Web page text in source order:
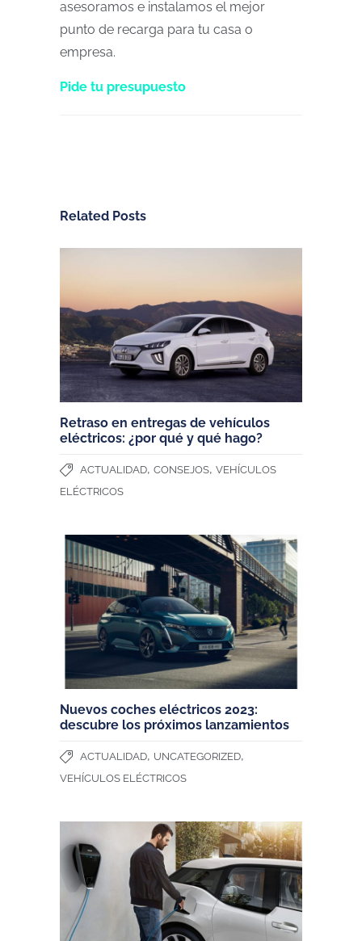
asesoramos e instalamos el mejor
punto de recarga para tu casa o
empresa.
Pide tu presupuesto
Related Posts
Retraso en entregas de vehículos
eléctricos: ¿por qué y qué hago?
ACTUALIDAD, CONSEJOS, VEHÍCULOS
ELÉCTRICOS
Nuevos coches eléctricos 2023:
descubre los próximos lanzamientos
ACTUALIDAD, UNCATEGORIZED,
VEHÍCULOS ELÉCTRICOS